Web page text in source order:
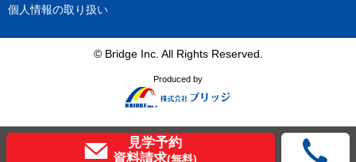
個人情報の取り扱い
© Bridge Inc. All Rights Reserved.
Produced by
見学予約
資料請求(無料)